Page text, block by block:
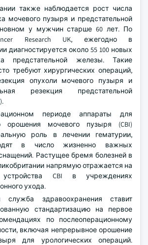
также наблюдается рост числа
мочевого пузыря и предстательной
у мужчин старше 60 лет. По
Research UK, ежегодно в
диагностируется около 55 100 новых
предстательной железы. Такие
требуют хирургических операций,
опухоли мочевого пузыря и
резекция предстательной
периоде аппараты для
орошения мочевого пузыря (CBI)
роль в лечении гематурии,
в число жизненно важных
Растущее бремя болезней в
напрямую отражается на
CBI в учреждениях
ухода.
служба здравоохранения ставит
стандартизацию на первое
по послеоперационному
включая непрерывное орошение
для урологических операций.